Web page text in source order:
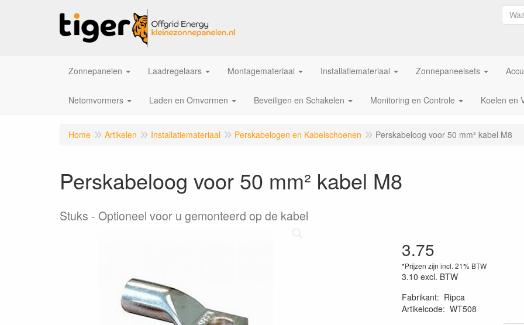
Zonnepanelen Laadregelaars Montagemateriaal Installatiemateriaal Zonnepaneelsets
Netomvormers Laden en Omvormen Beveiligen en Schakelen Monitoring en Controle Koelen en
Home Artikelen Installatiemateriaal Perskabelogen en Kabelschoenen Perskabeloog voor 50 mm² kabel M8
Perskabeloog voor 50 mm² kabel M8
Stuks Optioneel voor u gemonteerd op de kabel
3.75
*Prijzen zijn incl. 21% BTW
3.10 excl. BTW
Fabrikant: Ripca
Artikelcode: WT508